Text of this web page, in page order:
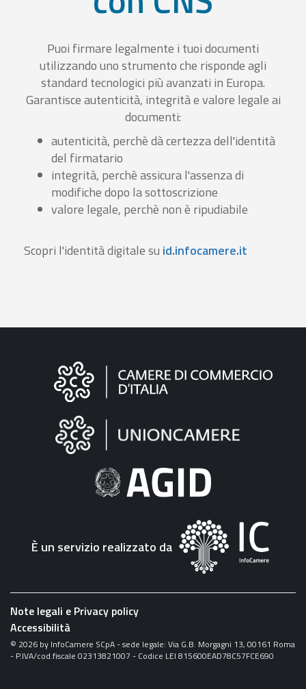
Puoi firmare legalmente i tuoi documenti
utilizzando uno strumento che risponde agli
standard tecnologici più avanzati in Europa.
Garantisce autenticità, integrità e valore legale ai
documenti:
autenticità, perchè dà certezza dell'identità
del firmatario
integrità, perchè assicura l'assenza di
modifiche dopo la sottoscrizione
valore legale, perchè non è ripudiabile
Scopri l'identità digitale su id.infocamere.it
Informazioni
"Fattura
Elettronica"
È un servizio realizzato da
Note legali e Privacy policy
Accessibilità
© 2026 by InfoCamere SCpA - sede legale: Via G.B. Morgagni 13, 00161 Roma
- P.IVA/cod.fiscale 02313821007 - Codice LEI 815600EAD78C57FCE690